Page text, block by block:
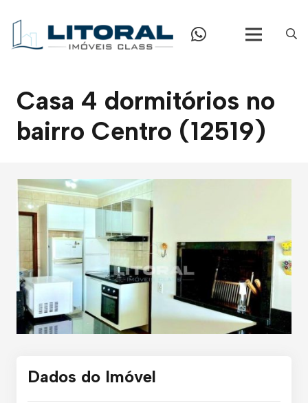
Casa 4 dormitórios no
bairro Centro (12519)
Dados do Imóvel